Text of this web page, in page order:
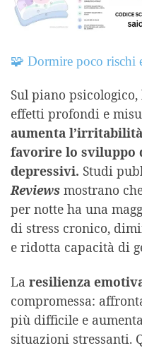
🧩 Dormire poco rischi
Sul piano psicologico,
effetti profondi e
aumenta
favorire lo sviluppo
depressivi. Studi
Reviews mostrano
per notte ha una
di stress cronico,
e ridotta capacità di
La resilienza
compromessa:
più difficile e
situazioni stressanti.